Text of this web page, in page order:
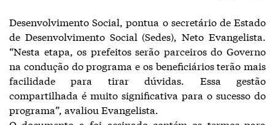
Desenvolvimento Social, pontua o secretário de Estado
de Desenvolvimento Social (Sedes), Neto Evangelista.
“Nesta etapa, os prefeitos serão parceiros do Governo
na condução do programa e os beneficiários terão mais
facilidade para tirar dúvidas. Essa gestão
compartilhada é muito significativa para o sucesso do
programa”, avaliou Evangelista.